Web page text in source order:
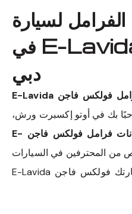
لسيارة
فولكس فاجن E-Lavida في
دبي
استبدال بطانات فرامل فولكس فاجن E-Lavida
بك في أوتو إكسبرت ورش،
استبدال بطانات فرامل فولكس فاجن E-
من المحترفين في السيارات
ملتزم بضمان سلامة وأداء سيارتك فولكس فاجن E-Lavida